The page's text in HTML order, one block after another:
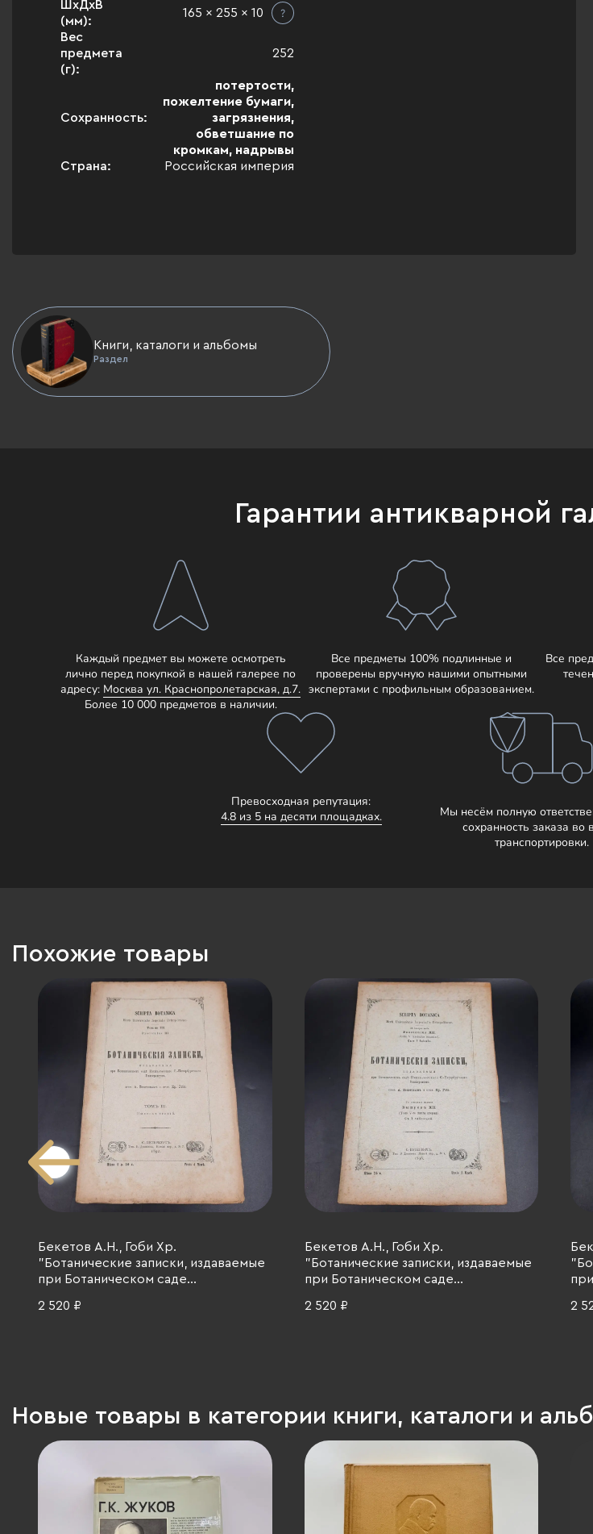
ШхДхВ
(мм):
165 x 255 x 10
Вес
предмета
(г):
252
Сохранность:
потертости,
пожелтение бумаги,
загрязнения,
обветшание по
кромкам, надрывы
Страна:
Российская империя
Книги, каталоги и альбомы
Раздел
Гарантии антикварной
Каждый предмет вы можете осмотреть
лично перед покупкой в нашей галерее по
адресу: Москва ул. Краснопролетарская, д.7.
Более 10 000 предметов в наличии.
Все предметы 100% подлинные и
проверены вручную нашими опытными
экспертами с профильным образованием.
Все
Превосходная репутация:
4.8 из 5 на десяти площадках.
Мы несём полную
сохранность заказа во
транспортировки.
Похожие товары
Бекетов А.Н., Гоби Хр.
"Ботанические записки, издаваемые
при Ботаническом саде
Петербургского университета", том
2 520 ₽
Бекетов А.Н., Гоби Хр.
"Ботанические записки, издаваемые
при Ботаническом саде
Петербургского университета",
2 520 ₽ 2
Новые товары в категории книги, каталоги и